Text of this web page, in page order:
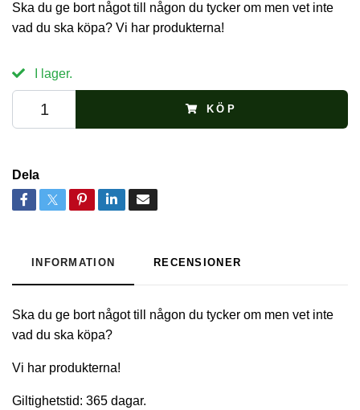
Ska du ge bort något till någon du tycker om men vet inte
vad du ska köpa? Vi har produkterna!
I lager.
KÖP
Dela
INFORMATION RECENSIONER
Ska du ge bort något till någon du tycker om men vet inte
vad du ska köpa?
Vi har produkterna!
Giltighetstid: 365 dagar.